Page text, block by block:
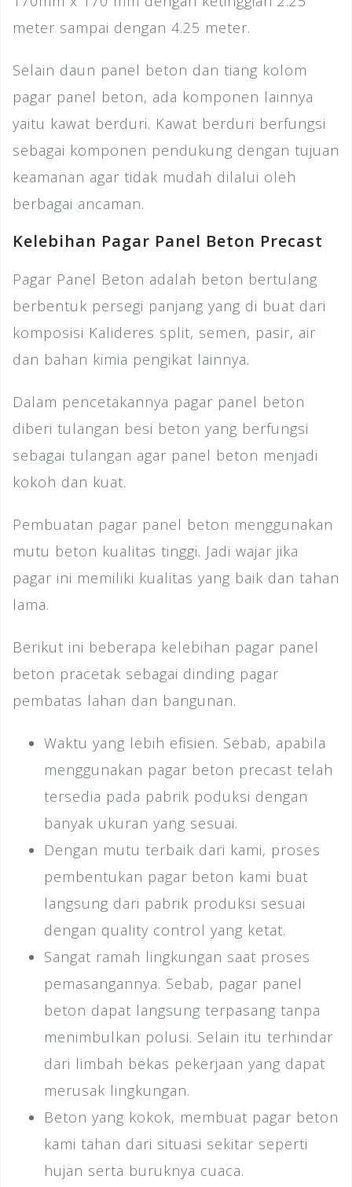
meter sampai dengan 4.25 meter.
Selain daun panel beton dan tiang kolom
pagar panel beton, ada komponen lainnya
yaitu kawat berduri. Kawat berduri berfungsi
sebagai komponen pendukung dengan tujuan
keamanan agar tidak mudah dilalui oleh
berbagai ancaman.
Kelebihan Pagar Panel Beton Precast
Pagar Panel Beton adalah beton bertulang
berbentuk persegi panjang yang di buat dari
komposisi Kalideres split, semen, pasir, air
dan bahan kimia pengikat lainnya.
Dalam pencetakannya pagar panel beton
diberi tulangan besi beton yang berfungsi
sebagai tulangan agar panel beton menjadi
kokoh dan kuat.
Pembuatan pagar panel beton menggunakan
mutu beton kualitas tinggi. Jadi wajar jika
pagar ini memiliki kualitas yang baik dan tahan
lama.
Berikut ini beberapa kelebihan pagar panel
beton pracetak sebagai dinding pagar
pembatas lahan dan bangunan.
Waktu yang lebih efisien. Sebab, apabila
menggunakan pagar beton precast telah
tersedia pada pabrik poduksi dengan
banyak ukuran yang sesuai.
Dengan mutu terbaik dari kami, proses
pembentukan pagar beton kami buat
langsung dari pabrik produksi sesuai
dengan quality control yang ketat.
Sangat ramah lingkungan saat proses
pemasangannya. Sebab, pagar panel
beton dapat langsung terpasang tanpa
menimbulkan polusi. Selain itu terhindar
dari limbah bekas pekerjaan yang dapat
merusak lingkungan.
Beton yang kokok, membuat pagar beton
kami tahan dari situasi sekitar seperti
hujan serta buruknya cuaca.